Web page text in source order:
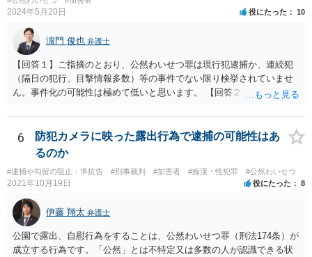
2024年5月20日 役にたった 10
濵門 俊也 弁護士
【回答１】ご指摘のとおり、公然わいせつ罪は現行犯逮捕か、連続犯
（隔日の犯行、目撃情報多数）等の事件でない限り検挙されていませ
ん。事件化の可能性は極めて低いと思います。 【回答２】先に指摘し
6
防犯カメラに映った露出行為で逮捕の可能性はあ
るのか
#逮捕や勾留の阻止・準抗告 #刑事裁判 #加害者 #痴漢・性犯罪 #公然わいせつ
2021年10月19日 役にたった 8
伊藤 翔太 弁護士
公園で露出、自慰行為をすることは、公然わいせつ罪（刑法174条）が
成立する行為です。「公然」とは不特定又は多数の人が認識できる状